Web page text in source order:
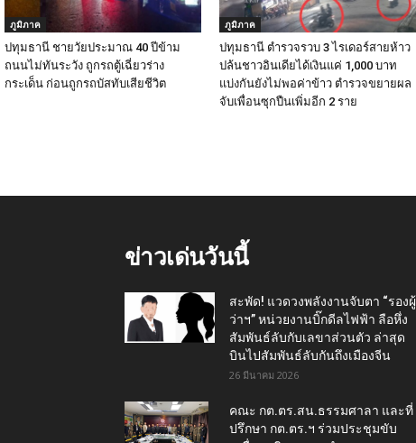
ภูมิภาค
ปทุมธานี ชายวัยประมาณ 40 ปีข้าม
ถนนไม่ทันระวัง ถูกรถตู้เฉี่ยวร่าง
กระเด็น ก่อนถูกรถบัสทับเสียชีวิต
ภูมิภาค
ปทุมธานี ตำรวจรวบ 3 ไรเดอร์สายห้าว
ปล้นชาวอินเดียได้เงินแค่ 1,000 บาท
แบ่งกันยังไม่พอค่าข้าว ตำรวจขยายผล
จับเพื่อนซุกปืนเพิ่มอีก 2 ราย
ข่าวเด่นวันนี้
สะพัด! แวดวงพลังงานจับตา “รองผู้
ว่าฯ” หน่วยงานบิ๊กดีลไฟฟ้า ลือหึ่ง
สัมพันธ์ลับกับเลขาส่วนตัว ล่าสุด
บินไปสัมพันธ์ลับกันถึงเมืองจีน
26 มีนาคม 2026
คณะ กต.ตร.สน.ธรรมศาลา และที่
ปรึกษา กต.ตร.ฯ ร่วมประชุมขับ